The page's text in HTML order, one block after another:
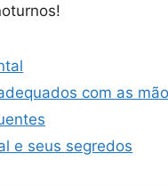
com as
e seus segredos